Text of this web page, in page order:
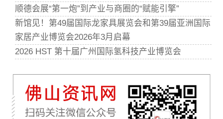
顺德会展“第一炮”到产业与商圈的“赋能引擎”
新馆见！第49届国际龙家具展览会和第39届亚洲国际
家居产业博览会2026年3月启幕
2026 HST 第十届广州国际氢科技产业博览会